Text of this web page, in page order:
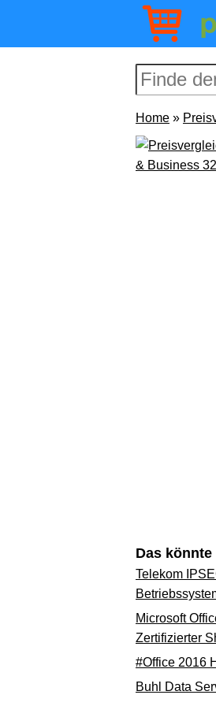
Home »
Das
Telekom
Microsoft
Zertifizierter
#Office 2016
Buhl Data